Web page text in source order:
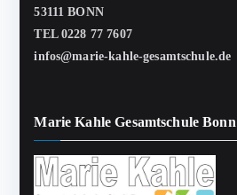
53111 BONN
TEL 0228 77 7607
infos@marie-kahle-gesamtschule.de
Marie Kahle Gesamtschule Bonn